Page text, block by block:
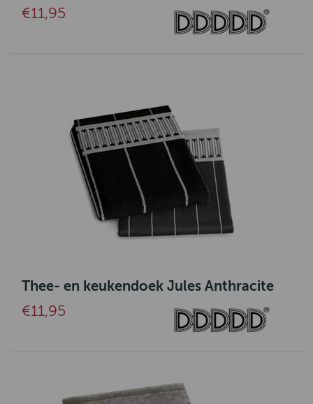
Harley of Schotland
Signe Nature
€11,95
Thee- en keukendoek Jules Anthracite
€11,95